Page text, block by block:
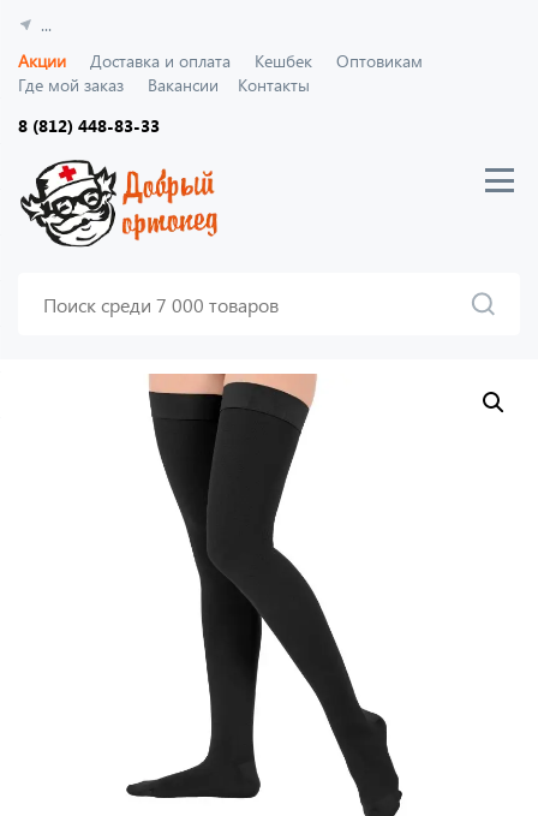
...
Акции
Доставка и оплата Кешбек
Оптовикам
Где мой заказ
Вакансии
Контакты
8 (812) 448-83-33